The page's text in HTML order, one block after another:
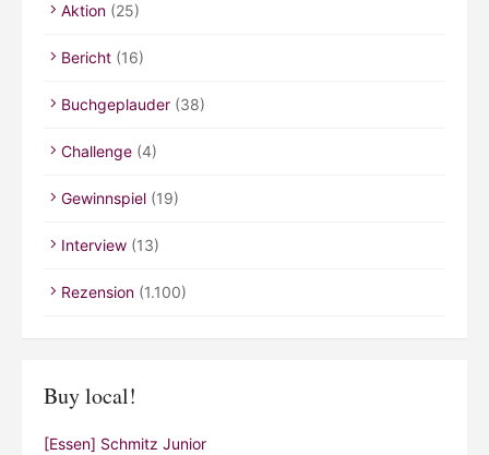
Aktion (25)
Bericht (16)
Buchgeplauder (38)
Challenge (4)
Gewinnspiel (19)
Interview (13)
Rezension (1.100)
Buy local!
[Essen] Schmitz Junior